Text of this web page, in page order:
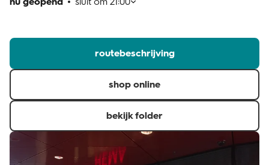
routebeschrijving
shop online
bekijk folder